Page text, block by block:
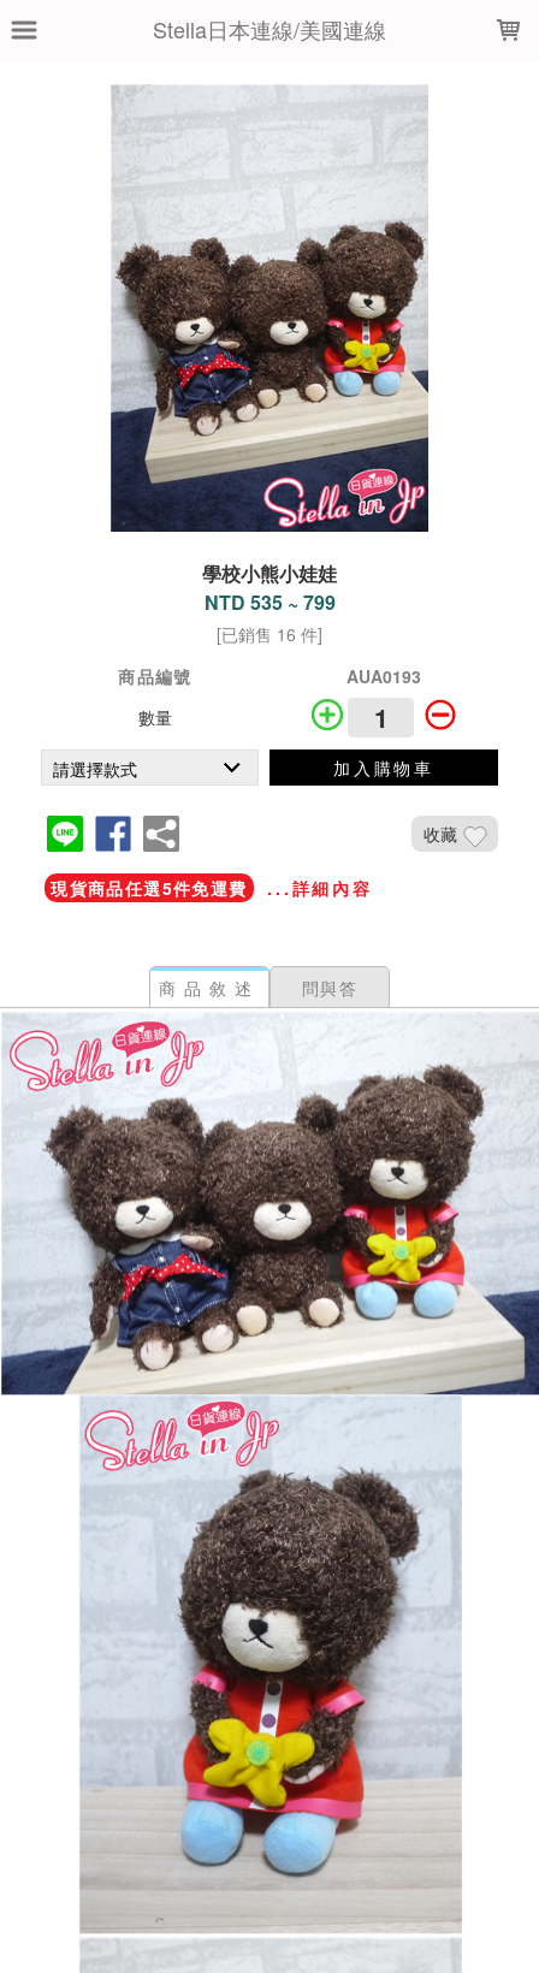
Stella日本連線/美國連線
學校小熊小娃娃
NTD 535 ~ 799
[已銷售 16 件]
商品編號
AUA0193
數量
加入購物車
收藏
現貨商品任選5件免運費 ...詳細內容
商品敘述 問與答